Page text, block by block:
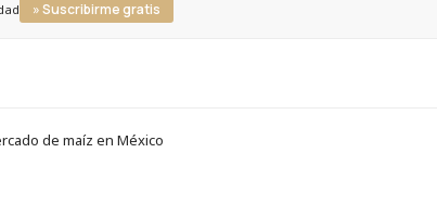
» Suscribirme gratis
de maíz en México